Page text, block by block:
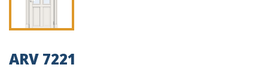
ARV 7221